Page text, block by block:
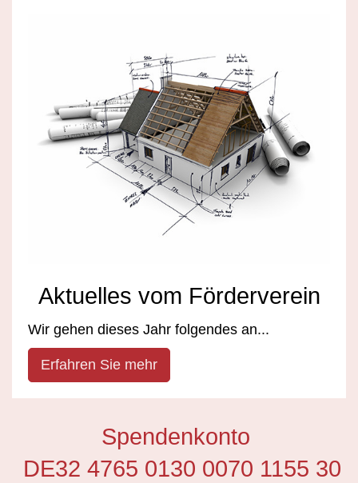
Aktuelles vom Förderverein
Wir gehen dieses Jahr folgendes an...
Erfahren Sie mehr
Spendenkonto
DE32 4765 0130 0070 1155 30